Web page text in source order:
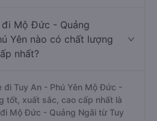
đi Mộ Đức - Quảng
Yên nào có chất lượng
nhất?
đi Tuy An - Phú Yên Mộ Đức -
tốt, xuất sắc, cao cấp nhất là
Mộ Đức - Quảng Ngãi từ Tuy